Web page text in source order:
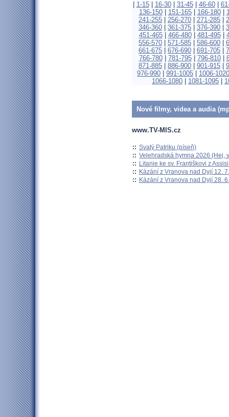
1-15| 16-30| 31-45| 46-60|
136-150| 151-165| 166-180|
241-255
256-270 271-285
346-360
361-375 376-390
451-465| 466-480| 481-495|
556-570
571-585 586-600
661-675
676-690 691-705
766-780| 781-795| 796-810|
871-885
886-900 901-915
976-990
991-1005
1006-1020
1066-1080
1081-1095
Nové filmy, videa a audia
www.TV-MIS.cz
:: Svatý Patriku (píseň)
:: Velehradská hymna 2026 (Hej,
:: Litanie ke sv. Františkovi z
:: Kázání z Vranova nad Dyjí 12.
:: Kázání z Vranova nad Dyjí 28.